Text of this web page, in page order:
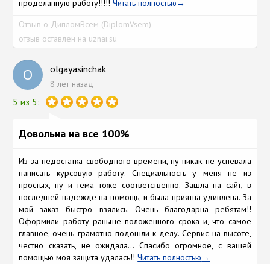
проделанную работу!!!!!Читать полностью
Отзыв о ДипломВсем (DiplomVsem)
отзыв оставлен на uznai.su
O olgayasinchak
8 лет назад
5 из 5:
Довольна на все 100%
Из-за недостатка свободного времени, ну никак не успевала
написать курсовую работу. Специальность у меня не из
простых, ну и тема тоже соответственно. Зашла на сайт, в
последней надежде на помощь, и была приятна удивлена. За
мой заказ быстро взялись. Очень благодарна ребятам!!
Оформили работу раньше положенного срока и, что самое
главное, очень грамотно подошли к делу. Сервис на высоте,
честно сказать, не ожидала... Спасибо огромное, с вашей
помощью моя защита удалась!!Читать полностью